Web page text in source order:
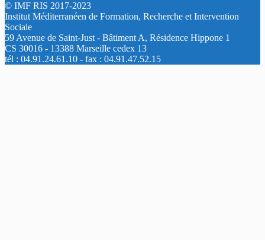
© IMF RIS 2017-2023
Institut Méditerranéen de Formation, Recherche et Intervention
Sociale
59 Avenue de Saint-Just - Bâtiment A, Résidence Hippone 1
CS 30016 - 13388 Marseille cedex 13
tél : 04.91.24.61.10 - fax : 04.91.47.52.15